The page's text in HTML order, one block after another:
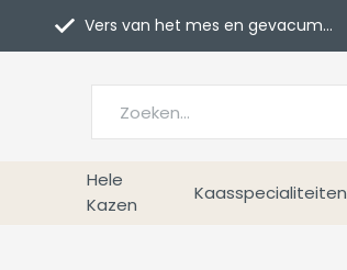
Hele
Kazen
Kaasspecialiteiten
Vers van het mes en gevacumeerd